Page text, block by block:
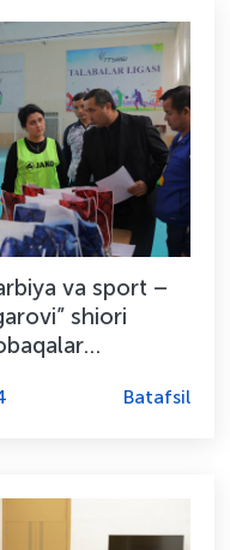
va sport –
shiori
Batafsil